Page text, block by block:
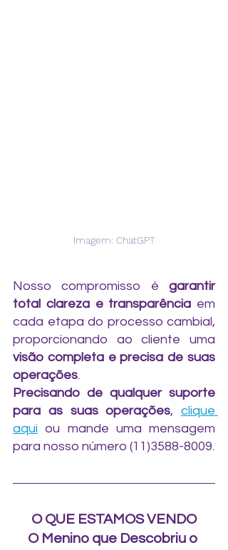
Imagem: ChatGPT
Nosso compromisso é garantir
total clareza e transparência em
cada etapa do processo cambial,
visão completa e precisa de suas
operações.
Precisando de qualquer suporte
para as suas operações, clique
aqui ou mande uma mensagem
para nosso número (11)3588-8009.
O QUE ESTAMOS VENDO
O Menino que Descobriu o